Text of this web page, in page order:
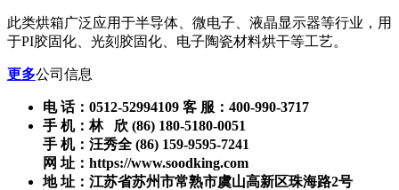
此类烘箱广泛应用于半导体、微电子、液晶显示器等行业，用
于PI胶固化、光刻胶固化、电子陶瓷材料烘干等工艺。
更多公司信息
电 话：0512-52994109 客 服：400-990-3717
手 机：林 欣 (86) 180-5180-0051
手 机：汪秀全 (86) 159-9595-7241
网 址：https://www.soodking.com
地 址：江苏省苏州市常熟市虞山高新区珠海路2号